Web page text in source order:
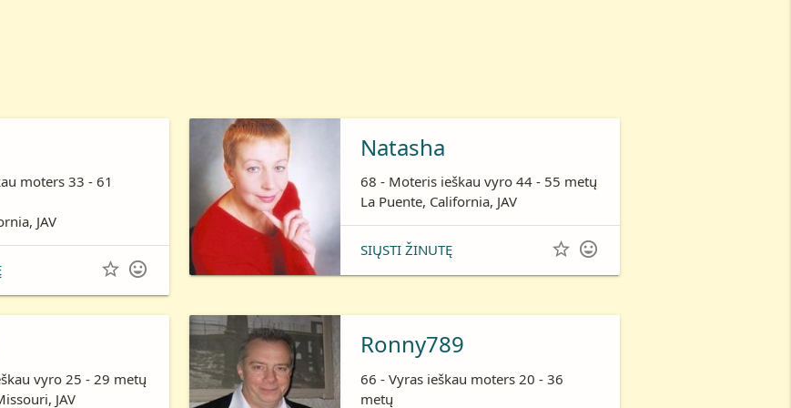
moters 33 - 61
JAV
 
Natasha
68 - Moteris ieškau vyro 44 - 55 metų
La Puente, California, JAV
SIŲSTI ŽINUTĘ  
vyro 25 - 29 metų
JAV
Ronny789
66 - Vyras ieškau moters 20 - 36
metų